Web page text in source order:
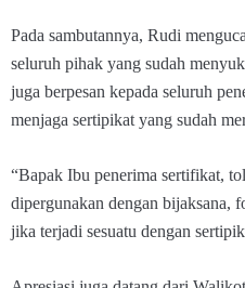
Pada sambutannya, Rudi
seluruh pihak yang sudah
juga berpesan kepada seluruh
menjaga sertipikat yang sudah
“Bapak Ibu penerima sertifikat,
dipergunakan dengan bijaksana,
jika terjadi sesuatu dengan